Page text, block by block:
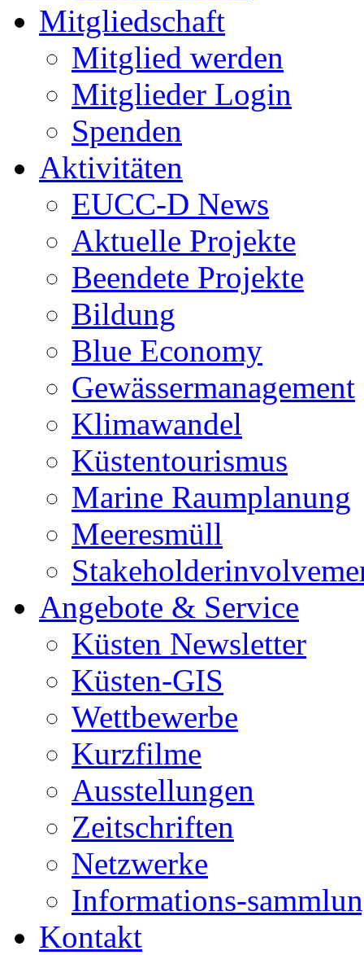
Mitgliedschaft
Mitglied werden
Mitglieder Login
Spenden
Aktivitäten
EUCC-D News
Aktuelle Projekte
Beendete Projekte
Bildung
Blue Economy
Gewässermanagement
Klimawandel
Küstentourismus
Marine Raumplanung
Meeresmüll
Angebote & Service
Küsten Newsletter
Küsten-GIS
Wettbewerbe
Kurzfilme
Ausstellungen
Zeitschriften
Netzwerke
Informations-
Kontakt